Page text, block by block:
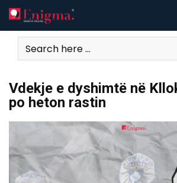
Skip
to
content
Vdekje e dyshimtë në
po heton rastin